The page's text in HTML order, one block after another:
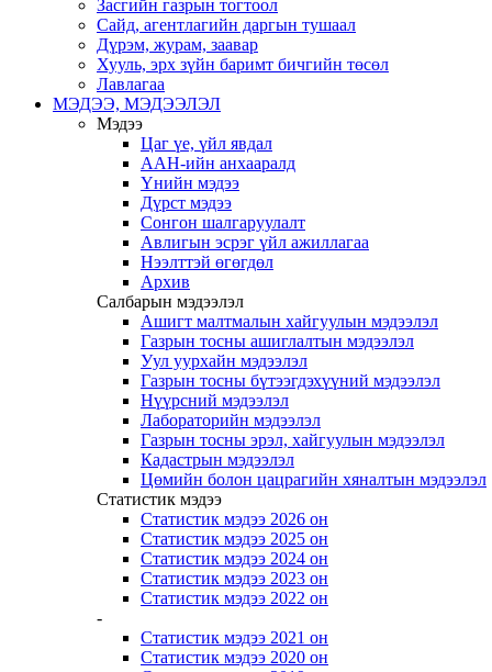
Засгийн газрын тогтоол
Сайд, агентлагийн даргын тушаал
Дүрэм, журам, заавар
Хууль, эрх зүйн баримт бичгийн төсөл
Лавлагаа
МЭДЭЭ, МЭДЭЭЛЭЛ
Мэдээ
Цаг үе, үйл явдал
ААН-ийн анхааралд
Үнийн мэдээ
Дүрст мэдээ
Сонгон шалгаруулалт
Авлигын эсрэг үйл ажиллагаа
Нээлттэй өгөгдөл
Архив
Салбарын мэдээлэл
Ашигт малтмалын хайгуулын мэдээлэл
Газрын тосны ашиглалтын мэдээлэл
Уул уурхайн мэдээлэл
Газрын тосны бүтээгдэхүүний мэдээлэл
Нүүрсний мэдээлэл
Лабораторийн мэдээлэл
Газрын тосны эрэл, хайгуулын мэдээлэл
Кадастрын мэдээлэл
Цөмийн болон цацрагийн хяналтын мэдээлэл
Статистик мэдээ
Статистик мэдээ 2026 он
Статистик мэдээ 2025 он
Статистик мэдээ 2024 он
Статистик мэдээ 2023 он
Статистик мэдээ 2022 он
-
Статистик мэдээ 2021 он
Статистик мэдээ 2020 он